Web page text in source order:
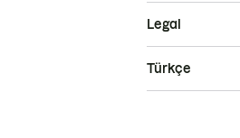
Legal
Türkçe